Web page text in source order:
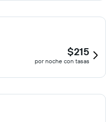
$215
por noche con tasas